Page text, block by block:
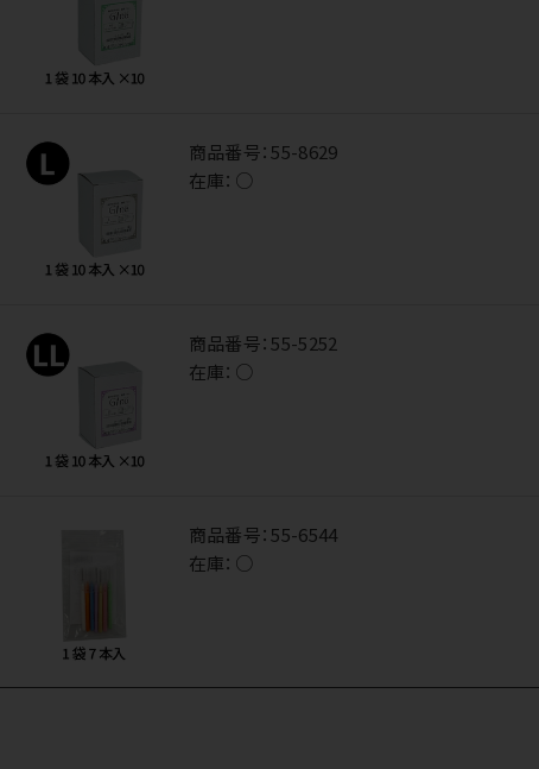
商品番号：55-8629
在庫： ○
商品番号：55-5252
在庫： ○
商品番号：55-6544
在庫： ○